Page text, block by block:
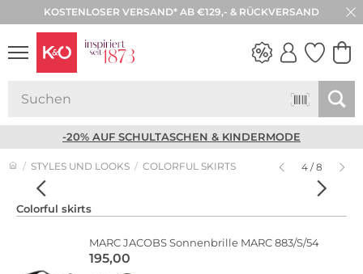
KOSTENLOSER VERSAND* AB €129,- & RÜCKVERSAND
-20% AUF SCHULTASCHEN & KINDERMODE
STYLES UND LOOKS COLORFUL SKIRTS 4 / 8
Colorful skirts
MARC JACOBSSonnenbrille MARC 883/S/54
195,00